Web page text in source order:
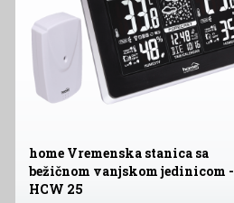
home Vremenska stanica sa
bežičnom vanjskom jedinicom -
HCW 25